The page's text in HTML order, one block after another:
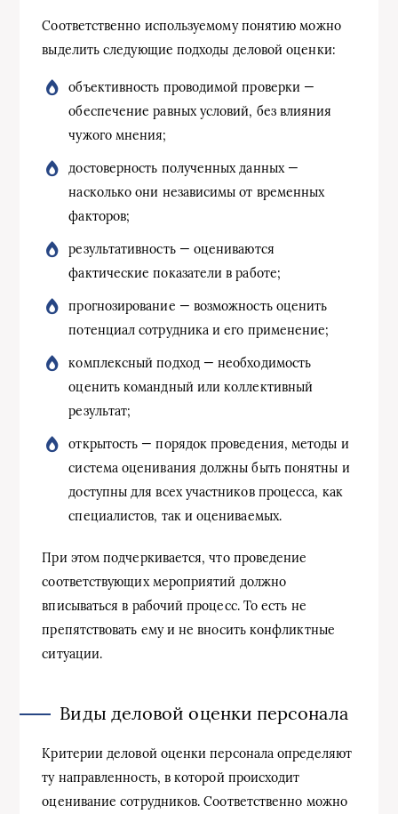
Соответственно используемому понятию можно
выделить следующие подходы деловой оценки:
объективность проводимой проверки —
обеспечение равных условий, без влияния
чужого мнения;
достоверность полученных данных —
насколько они независимы от временных
факторов;
результативность — оцениваются
фактические показатели в работе;
прогнозирование — возможность оценить
потенциал сотрудника и его применение;
комплексный подход — необходимость
оценить командный или коллективный
результат;
открытость — порядок проведения, методы и
система оценивания должны быть понятны и
доступны для всех участников процесса, как
специалистов, так и оцениваемых.
При этом подчеркивается, что проведение
соответствующих мероприятий должно
вписываться в рабочий процесс. То есть не
препятствовать ему и не вносить конфликтные
ситуации.
Виды деловой оценки персонала
Критерии деловой оценки персонала определяют
ту направленность, в которой происходит
оценивание сотрудников. Соответственно можно